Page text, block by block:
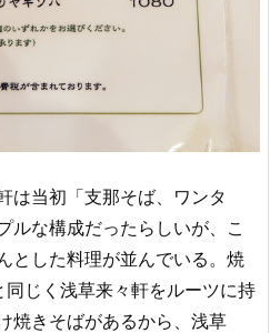
は当初「支那そば、ワンタ
ルな構成だったらしいが、こ
とした料理が並んでいる。焼
じく浅草来々軒をルーツに持
焼きそばがあるから、浅草